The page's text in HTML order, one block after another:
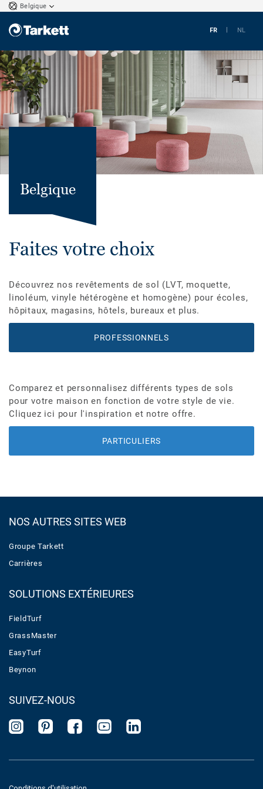
Belgique
FR NL
Belgique
Faites votre choix
Découvrez nos revêtements de sol (LVT, moquette,
linoléum, vinyle hétérogène et homogène) pour écoles,
hôpitaux, magasins, hôtels, bureaux et plus.
PROFESSIONNELS
Comparez et personnalisez différents types de sols
pour votre maison en fonction de votre style de vie.
Cliquez ici pour l'inspiration et notre offre.
PARTICULIERS
NOS AUTRES SITES WEB
Groupe Tarkett
Carrières
SOLUTIONS EXTÉRIEURES
FieldTurf
GrassMaster
EasyTurf
Beynon
SUIVEZ-NOUS